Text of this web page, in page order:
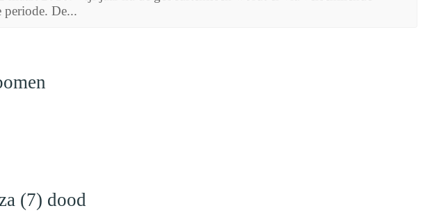
periode. De...
(7) dood